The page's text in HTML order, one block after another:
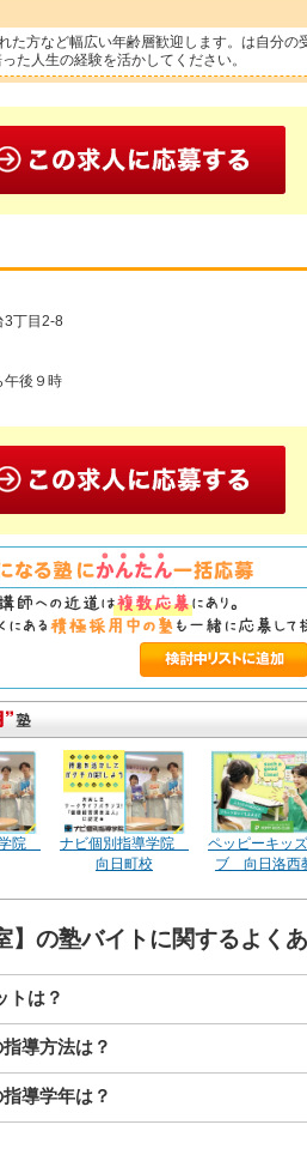
た方など幅広い年齢層歓迎します。は自分の
た人生の経験を活かしてください。
3丁目2-8
午後９時
院
ナビ個別指導学院
向日町校
ペッピーキッ
ブ 向日洛西
の塾バイトに関するよく
トは？
導方法は？
導学年は？